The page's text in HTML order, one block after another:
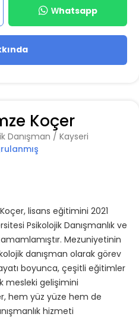
Whatsapp
Koçer
Danışman / Kayseri
lisans eğitimini 2021
Psikolojik Danışmanlık ve
Mezuniyetinin
danışman olarak görev
boyunca, çeşitli eğitimler
mesleki gelişimini
hem yüz yüze hem de
hizmeti